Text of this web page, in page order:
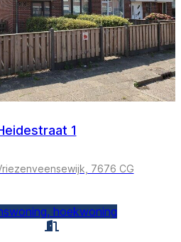
1
7676 CG
hoekwoning